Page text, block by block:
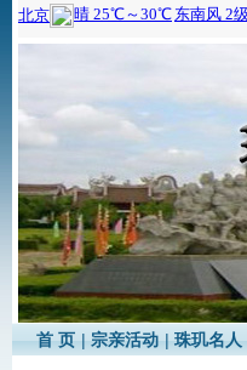
首 页 |宗亲活动 |珠玑名人